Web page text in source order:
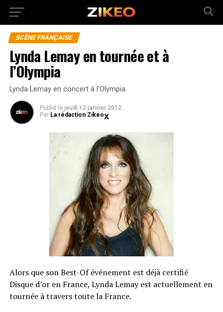
SCÈNE FRANÇAISE
Lynda Lemay en tournée et à
l’Olympia
Lynda Lemay en concert à l'Olympia
Publié le jeudi 12 janvier 2012
Par La rédaction Zikeo
Alors que son Best-Of événement est déjà certifié
Disque d’or en France, Lynda Lemay est actuellement en
tournée à travers toute la France.